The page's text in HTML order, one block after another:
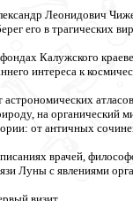
Леонидович
его в трагических
Калужского
интереса к
астрономических
на органический
от античных
врачей,
Луны с явлениями